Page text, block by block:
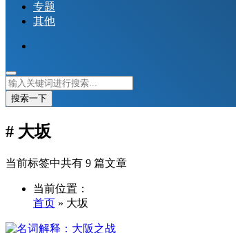
专题
其他
搜索一下
# 大坂
当前标签中共有 9 篇文章
当前位置：
首页 » 大坂